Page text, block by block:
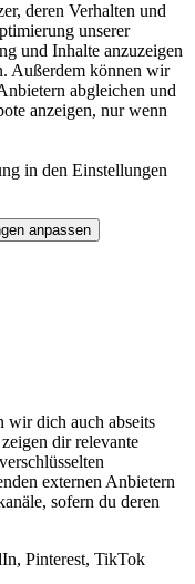
deren Verhalten und
unserer
und Inhalte anzuzeigen
Außerdem können wir
abgleichen und
anzeigen, nur wenn
in den Einstellungen
anpassen
dich auch abseits
dir relevante
externen Anbietern
sofern du deren
Pinterest, TikTok